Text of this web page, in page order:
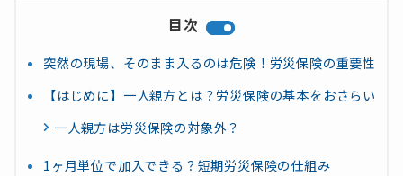
目次
突然の現場、そのまま入るのは危険！労災保険の重要性
【はじめに】一人親方とは？労災保険の基本をおさらい
一人親方は労災保険の対象外？
1ヶ月単位で加入できる？短期労災保険の仕組み